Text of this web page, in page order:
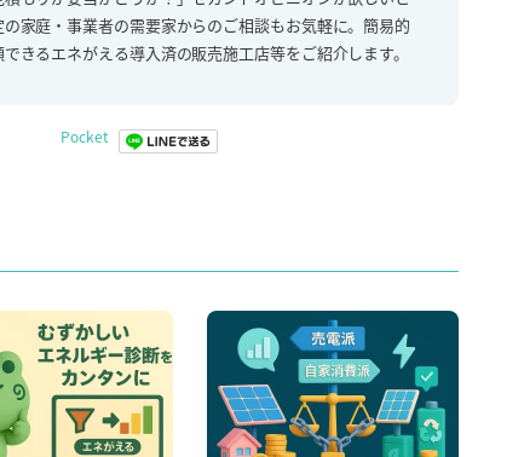
家庭・事業者の需要家からのご相談もお気軽に。簡易的
きるエネがえる導入済の販売施工店等をご紹介します。
Pocket